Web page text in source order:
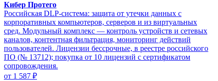
Кибер Протего
Российская DLP-система: защита от утечки данных с
корпоративных компьютеров, серверов и из виртуальных
сред. Модульный комплекс — контроль устройств и сетевых
каналов, контентная фильтрация, мониторинг действий
пользователей. Лицензии бессрочные, в реестре российского
ПО (№ 13712); покупка от 10 лицензий с сертификатом
сопровождения.
от 1 587 ₽